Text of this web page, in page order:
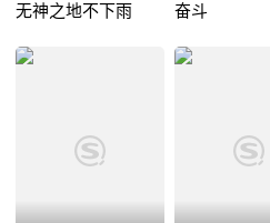
无神之地不下雨 奋斗